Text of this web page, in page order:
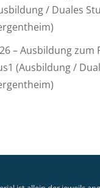
/ Duales
– Ausbildung zum
(Ausbildung /